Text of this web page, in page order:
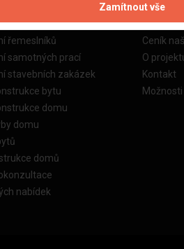
firmy
řemeslníků
samotných prací
stavebních zakázek
bytu
domu
domu
domů
nabídek
Ceník
O
Kontakt
Zamítnout vše